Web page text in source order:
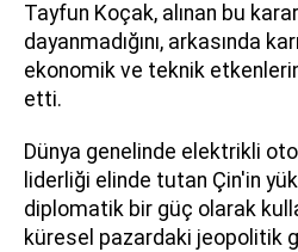
Tayfun Koçak, alınan bu
dayanmadığını, arkasında
ekonomik ve teknik
etti.
Dünya genelinde elektrikli
liderliği elinde tutan Çin'in
diplomatik bir güç olarak
küresel pazardaki jeopolitik